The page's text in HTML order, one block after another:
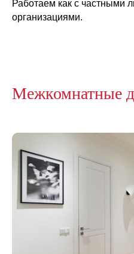
Работаем как с частными
организациями.
Межкомнатные